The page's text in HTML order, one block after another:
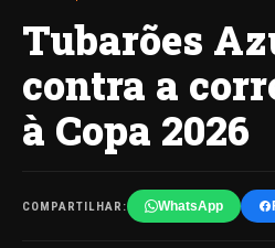
Tubarões
contra a
à Copa 2026
COMPARTILHAR: WhatsApp